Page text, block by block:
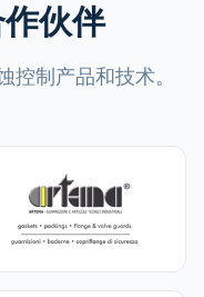
伙伴
控制产品和技术。